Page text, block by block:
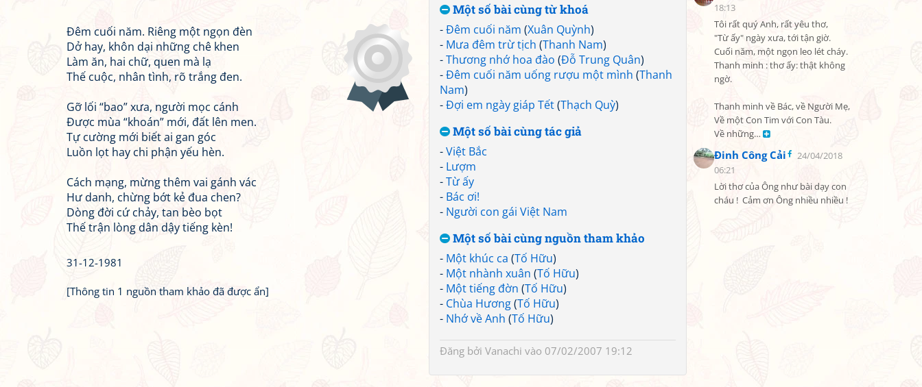
18:13
Tôi rất quý Anh, rất yêu thơ,
"Từ ấy" ngày xưa, tới tận giờ.
Cuối năm, một ngọn leo lét cháy.
Thanh minh : thơ ấy: thật không
ngờ.
Thanh minh về Bác, về Người Mẹ,
Về một Con Tim với Con Tàu.
Về những…
Đinh Công Cải
24/04/2018
06:21
Lời thơ của Ông như bài dạy con
cháu !  Cảm ơn Ông nhiều nhiều !
Một số bài cùng từ khoá
-Đêm cuối năm (Xuân Quỳnh)
- Mưa đêm trừ tịch (Thanh Nam)
-Thương nhớ hoa đào (Đỗ Trung Quân)
-Đêm cuối năm uống rượu một mình (Thanh
Nam)
-Đợi em ngày giáp Tết(Thạch Quỳ)
Một số bài cùng tác giả
-Việt Bắc
- Lượm
-Từ ấy
- Bác ơi!
- Người con gái Việt Nam
Một số bài cùng nguồn tham khảo
- Một khúc ca (Tố Hữu)
- Một nhành xuân (Tố Hữu)
- Một tiếng đờn (Tố Hữu)
- Chùa Hương(Tố Hữu)
- Nhớ về Anh (Tố Hữu)
Đăng bởi Vanachi vào 07/02/2007 19:12
Đêm cuối năm. Riêng một ngọn đèn
Dở hay, khôn dại những chê khen
Làm ăn, hai chữ, quen mà lạ
Thế cuộc, nhân tình, rõ trắng đen.
Gỡ lối “bao” xưa, người mọc cánh
Được mùa “khoán” mới, đất lên men.
Tự cường mới biết ai gan góc
Luồn lọt hay chi phận yếu hèn.
Cách mạng, mừng thêm vai gánh vác
Hư danh, chừng bớt kẻ đua chen?
Dòng đời cứ chảy, tan bèo bọt
Thế trận lòng dân dậy tiếng kèn!
31-12-1981
[Thông tin 1 nguồn tham khảo đã được ẩn]